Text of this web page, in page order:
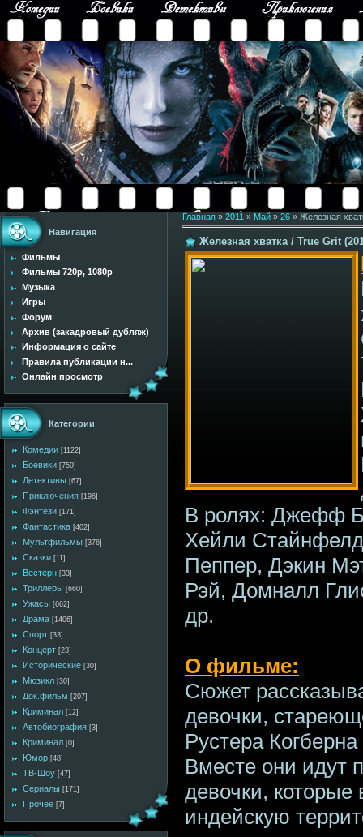
Навигация
Фильмы
Фильмы 720p, 1080p
Музыка
Игры
Форум
Архив (закадровый дубляж)
Информация о сайте
Правила публикации н...
Онлайн просмотр
Категории
Комедии [1122]
Боевики [759]
Детективы [67]
Приключения [196]
Фэнтези [171]
Фантастика [402]
Мультфильмы [376]
Сказки [11]
Вестерн [33]
Триллеры [660]
Ужасы [662]
Драма [1406]
Спорт [33]
Концерт [23]
Исторические [30]
Мюзикл [30]
Док.фильм [207]
Криминал [12]
Автобиография [3]
Криминал [0]
Юмор [48]
ТВ-Шоу [47]
Сериалы [171]
Прочее [7]
Главная » 2011 » Май » 26 » Железная
Железная хватка / True Grit
В ролях: Джефф
Хейли
Пеппер, Дэкин
Рэй, Домналл
др.
О фильме:
Сюжет
девочки,
Рустера
Вместе они идут
девочки,
индейскую